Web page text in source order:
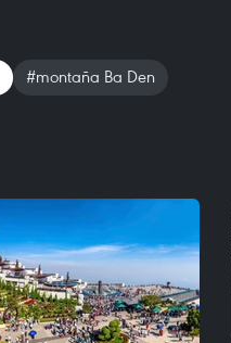
#montaña Ba Den